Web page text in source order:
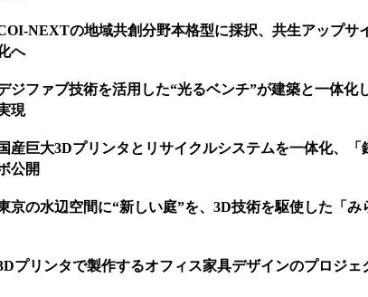
NEXTの地域共創分野本格型に採択、共生アップサ
へ
ジファブ技術を活用した“光るベンチ”が建築と一体化
現
国産巨大3Dプリンタとリサイクルシステムを一体化、「
公開
京の水辺空間に“新しい庭”を、3D技術を駆使した「み
プリンタで製作するオフィス家具デザインのプロジェ